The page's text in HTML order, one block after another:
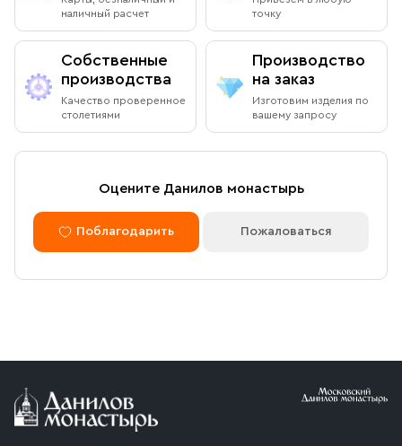
наличный расчет
точку
Собственные
производства
Качество проверенное
столетиями
Производство
на заказ
Изготовим изделия по
вашему запросу
Оцените Данилов монастырь
Поблагодарить Пожаловаться